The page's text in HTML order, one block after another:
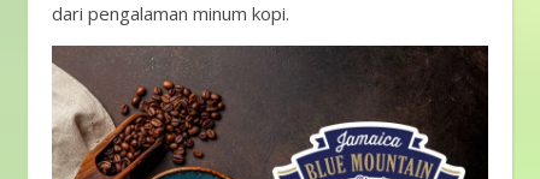
dari pengalaman minum kopi.